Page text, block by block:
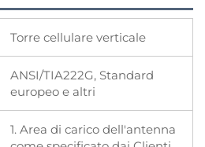
Torre cellulare verticale
ANSI/TIA222G, Standard
europeo e altri
1. Area di carico dell'antenna